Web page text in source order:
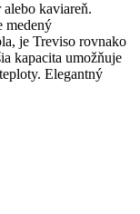
kaviareň.
medený
je Treviso rovnako
kapacita umožňuje
Elegantný